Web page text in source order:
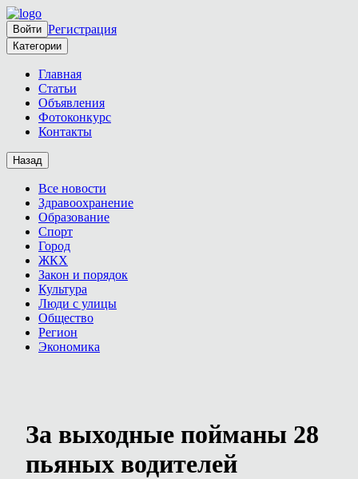
Войти Регистрация
Категории
Главная
Статьи
Объявления
Фотоконкурс
Контакты
Назад
Все новости
Здравоохранение
Образование
Спорт
Город
ЖКХ
Закон и порядок
Культура
Люди с улицы
Общество
Регион
Экономика
За выходные пойманы 28
пьяных водителей